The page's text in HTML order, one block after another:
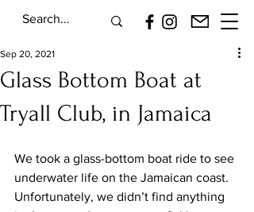
Glass Bottom Boat at
Tryall Club, in Jamaica
Sep 20, 2021
We took a glass-bottom boat ride to see
underwater life on the Jamaican coast.
Unfortunately, we didn’t find anything